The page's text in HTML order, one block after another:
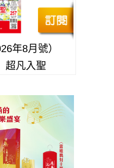
年8月號）
凡入聖